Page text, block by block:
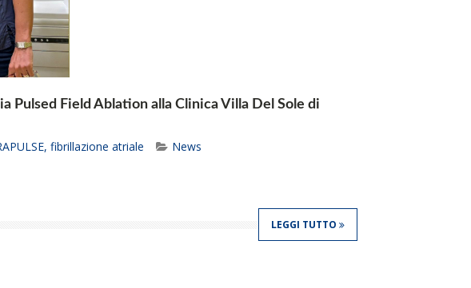
Pulsed Field Ablation alla Clinica Villa Del Sole di
, fibrillazione atriale News
LEGGI TUTTO